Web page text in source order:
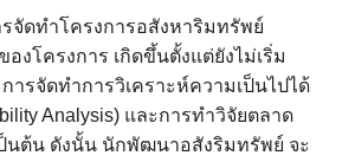
จัดทำโครงการอสังหาริมทรัพย์
งโครงการ เกิดขึ้นตั้งแต่ยังไม่เริ่ม
ารจัดทำการวิเคราะห์ความเป็นไปได้
Analysis) และการทำวิจัยตลาด
ป็นต้น ดังนั้น นักพัฒนาอสังริมทรัพย์ จะ